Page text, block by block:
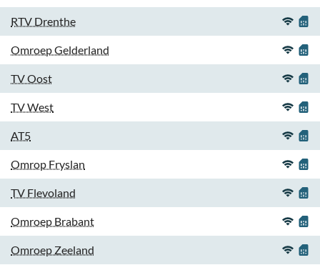
RTV Drenthe
Omroep Gelderland
TV Oost
TV West
AT5
Omrop Fryslan
TV Flevoland
Omroep Brabant
Omroep Zeeland